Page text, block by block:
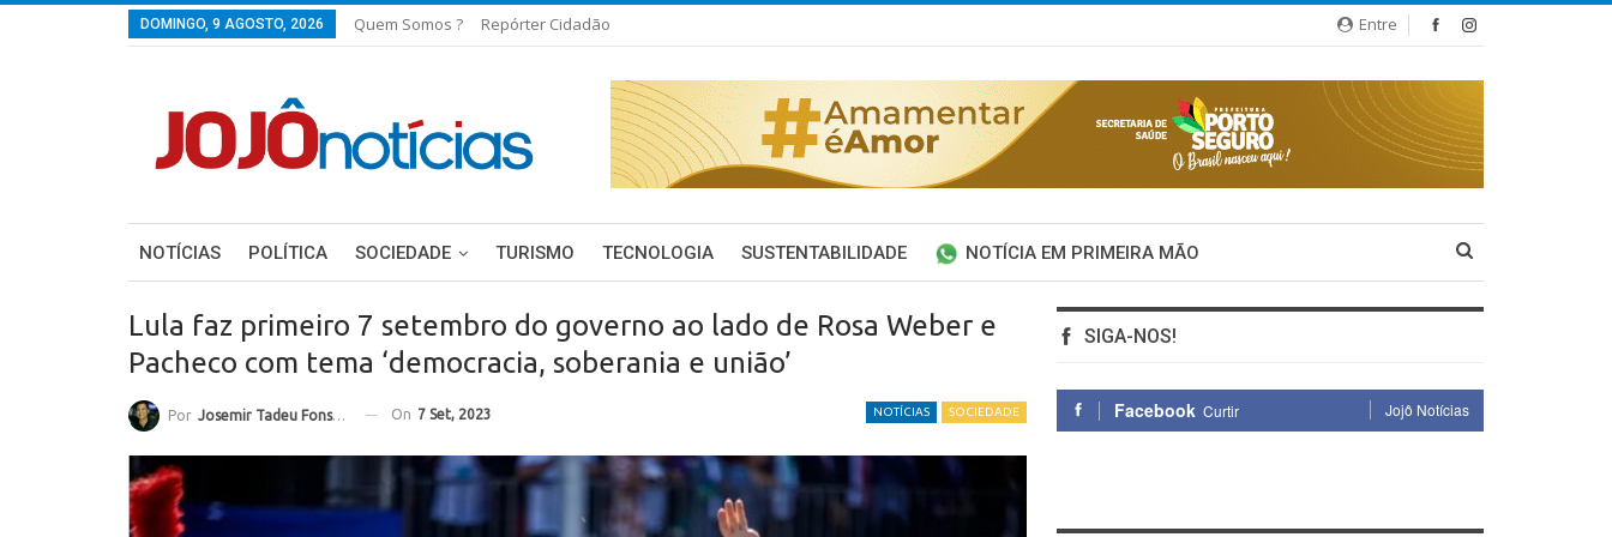
Entre
DOMINGO, 9 AGOSTO, 2026 Quem Somos ? Repórter Cidadão
NOTÍCIAS POLÍTICA SOCIEDADE TURISMO TECNOLOGIA SUSTENTABILIDADE NOTÍCIA EM PRIMEIRA MÃO
Lula faz primeiro 7 setembro do governo ao lado de Rosa Weber e
Pacheco com tema ‘democracia, soberania e união’
NOTÍCIAS SOCIEDADE
Por Josemir Tadeu Fonseca On 7 Set, 2023
SIGA-NOS!
Facebook Curtir Jojô Notícias